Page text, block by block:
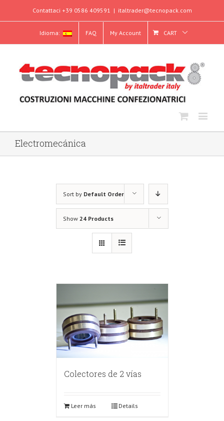
Contattaci +39 0586 409591 | italtrader@tecnopack.com
Idioma: FAQ My Account CART
Electromecánica
Sort by Default Order
Show 24 Products
Colectores de 2 vías
Leer más Details